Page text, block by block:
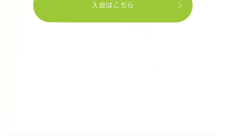
入会はこちら